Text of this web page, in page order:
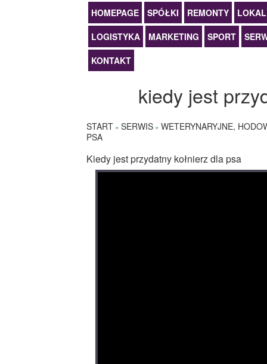
HOMEPAGE SPÓŁKI REMONTY
LOGISTYKA
MARKETING SPORT
KONTAKT
kiedy jest
START » SERWIS » WETERYNARYJNE,
PSA
Kiedy jest przydatny kołnierz dla psa